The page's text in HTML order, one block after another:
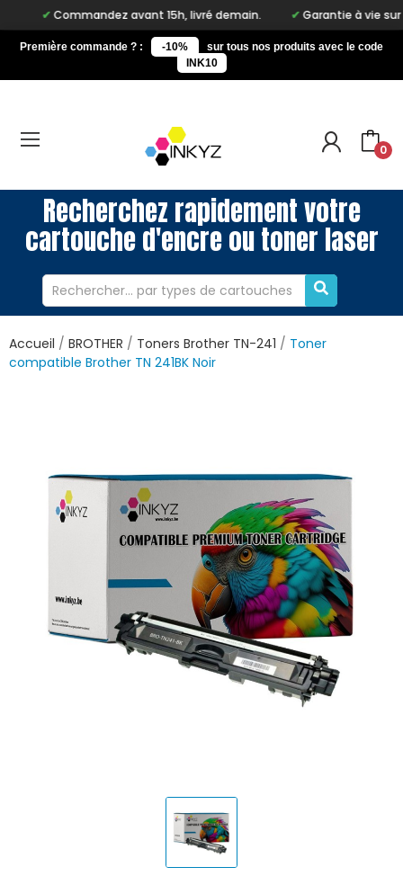
avant 15h, livré demain. Garantie à vie sur notre
Première commande ? : -10%
sur tous nos produits avec le code
INK10
0
Recherchez rapidement votre
cartouche d'encre ou toner laser
Accueil BROTHER Toners Brother TN-241
Toner
compatible Brother TN 241BK Noir